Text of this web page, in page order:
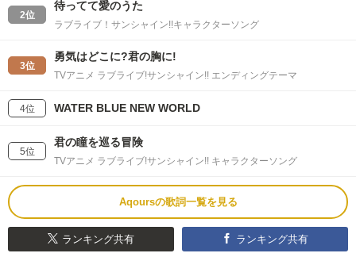
2位
待ってて愛のうた
ラブライブ！サンシャイン!!キャラクターソング
3位
勇気はどこに?君の胸に!
TVアニメ ラブライブ!サンシャイン!! エンディングテーマ
4位 WATER BLUE NEW WORLD
5位
君の瞳を巡る冒険
TVアニメ ラブライブ!サンシャイン!! キャラクターソング
Aqoursの歌詞一覧を見る
ランキング共有 ランキング共有